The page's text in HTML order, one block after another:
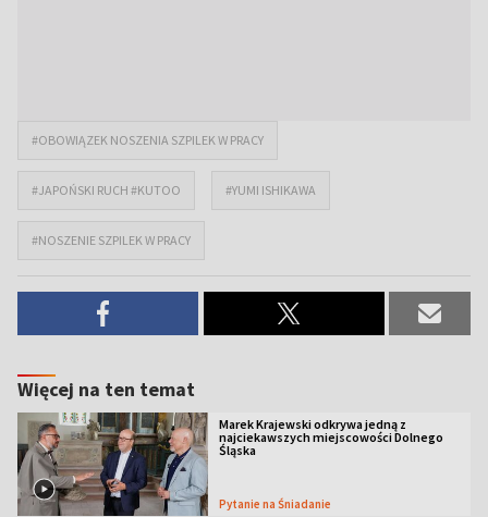
#OBOWIĄZEK NOSZENIA SZPILEK W PRACY
#JAPOŃSKI RUCH #KUTOO #YUMI ISHIKAWA
#NOSZENIE SZPILEK W PRACY
Więcej na ten temat
Marek Krajewski odkrywa jedną z
najciekawszych miejscowości Dolnego
Śląska
Pytanie na Śniadanie